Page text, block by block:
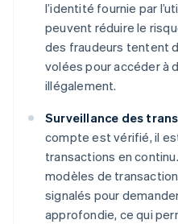
l’identité fournie par
peuvent réduire le
des fraudeurs tentent
volées pour accéder à
illégalement.
Surveillance des
compte est vérifié, il
transactions en
modèles de
signalés pour
approfondie, ce qui